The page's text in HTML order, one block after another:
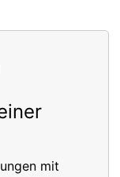
mit